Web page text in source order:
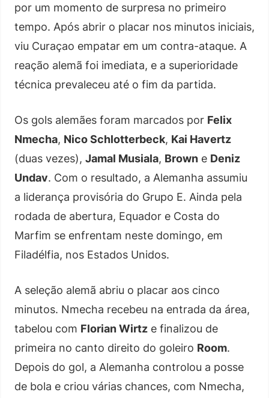
por um momento de surpresa no primeiro
tempo. Após abrir o placar nos minutos iniciais,
viu Curaçao empatar em um contra-ataque. A
reação alemã foi imediata, e a superioridade
técnica prevaleceu até o fim da partida.
Os gols alemães foram marcados por Felix
Nmecha, Nico Schlotterbeck, Kai Havertz
(duas vezes), Jamal Musiala, Brown e Deniz
Undav. Com o resultado, a Alemanha assumiu
a liderança provisória do Grupo E. Ainda pela
rodada de abertura, Equador e Costa do
Marfim se enfrentam neste domingo, em
Filadélfia, nos Estados Unidos.
A seleção alemã abriu o placar aos cinco
minutos. Nmecha recebeu na entrada da área,
tabelou com Florian Wirtz e finalizou de
primeira no canto direito do goleiro Room.
Depois do gol, a Alemanha controlou a posse
de bola e criou várias chances, com Nmecha,